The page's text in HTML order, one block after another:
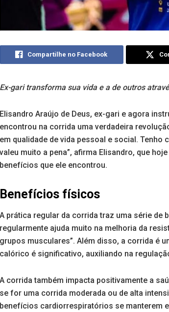
Compartilhe no Facebook
Ex-gari transforma sua vida e a de outros
Elisandro Araújo de Deus, ex-gari e agora
encontrou na corrida uma verdadeira
em qualidade de vida pessoal e social. Tenho
valeu muito a pena”, afirma Elisandro, que
benefícios que ele encontrou.
Benefícios físicos
A prática regular da corrida traz uma série
regularmente ajuda muito na melhoria da
grupos musculares”. Além disso, a corrida é
calórico é significativo, auxiliando na
A corrida também impacta positivamente a
se for uma corrida moderada ou de alta
benefícios cardiorrespiratórios se manterem e